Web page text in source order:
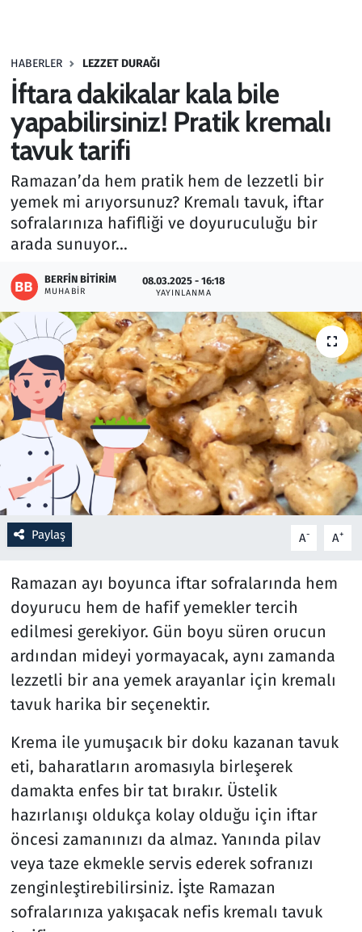
HABERLER LEZZET DURAĞI
İftara dakikalar kala bile
yapabilirsiniz! Pratik kremalı
tavuk tarifi
Ramazan’da hem pratik hem de lezzetli bir
yemek mi arıyorsunuz? Kremalı tavuk, iftar
sofralarınıza hafifliği ve doyuruculuğu bir
arada sunuyor...
BERFIN BITIRIM
MUHABIR
08.03.2025 - 16:18
YAYINLANMA
Paylaş A- A+
Ramazan ayı boyunca iftar sofralarında hem
doyurucu hem de hafif yemekler tercih
edilmesi gerekiyor. Gün boyu süren orucun
ardından mideyi yormayacak, aynı zamanda
lezzetli bir ana yemek arayanlar için kremalı
tavuk harika bir seçenektir.
Krema ile yumuşacık bir doku kazanan tavuk
eti, baharatların aromasıyla birleşerek
damakta enfes bir tat bırakır. Üstelik
hazırlanışı oldukça kolay olduğu için iftar
öncesi zamanınızı da almaz. Yanında pilav
veya taze ekmekle servis ederek sofranızı
zenginleştirebilirsiniz. İşte Ramazan
sofralarınıza yakışacak nefis kremalı tavuk
Haber
Kültür Sanat
Kurumsal Haberler
Lezzet Durağı
Memur ve Kamu
Otomobil
Oyun
Ramazan
Resmi İlanlar
Rüya Tabirleri
Sağlık
Savunma Sanayi
Spor
Teknoloji ve Bilim
Televizyon